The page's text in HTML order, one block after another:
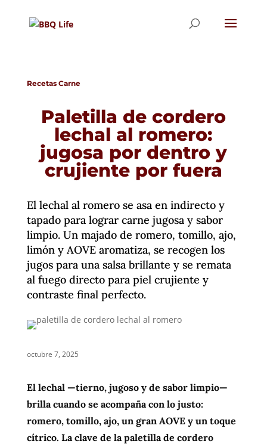
Recetas Carne
Paletilla de cordero
lechal al romero:
jugosa por dentro y
crujiente por fuera
El lechal al romero se asa en indirecto y
tapado para lograr carne jugosa y sabor
limpio. Un majado de romero, tomillo, ajo,
limón y AOVE aromatiza, se recogen los
jugos para una salsa brillante y se remata
al fuego directo para piel crujiente y
contraste final perfecto.
octubre 7, 2025
El lechal —tierno, jugoso y de sabor limpio—
brilla cuando se acompaña con lo justo:
romero, tomillo, ajo, un gran AOVE y un toque
cítrico. La clave de la paletilla de cordero